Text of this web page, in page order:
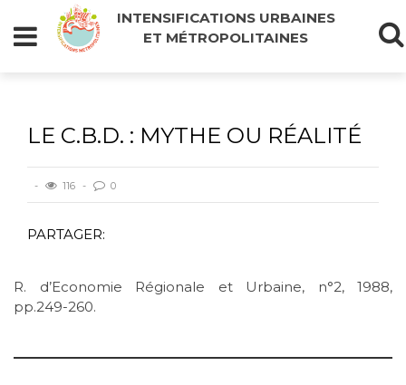
INTENSIFICATIONS URBAINES
ET MÉTROPOLITAINES
LE C.B.D. : MYTHE OU RÉALITÉ
116 0
PARTAGER:
R. d’Economie Régionale et Urbaine, n°2, 1988,
pp.249-260.